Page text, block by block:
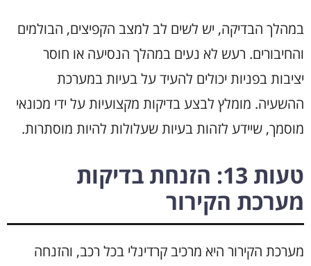
במהלך הבדיקה, יש לשים לב למצב הקפיצים, הבולמים
והחיבורים. רעש לא נעים במהלך הנסיעה או חוסר
יציבות בפניות יכולים להעיד על בעיות במערכת
ההשעיה. מומלץ לבצע בדיקות מקצועיות על ידי מכונאי
מוסמך, שיידע לזהות בעיות שעלולות להיות מוסתרות.
טעות 13: הזנחת בדיקות
מערכת הקירור
מערכת הקירור היא מרכיב קרדינלי בכל רכב, והזנחה